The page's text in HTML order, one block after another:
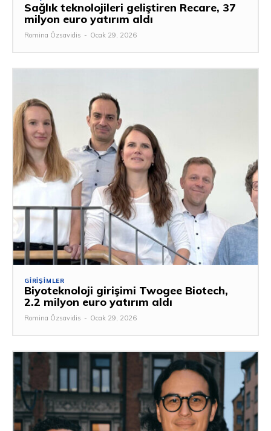
Sağlık teknolojileri geliştiren Recare, 37
milyon euro yatırım aldı
Romina Özsavidis - Ocak 29, 2026
GIRIŞIMLER
Biyoteknoloji girişimi Twogee Biotech,
2.2 milyon euro yatırım aldı
Romina Özsavidis - Ocak 29, 2026